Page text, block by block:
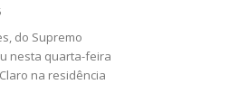
do Supremo
nesta quarta-feira
na residência